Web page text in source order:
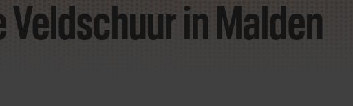
Veldschuurin Malden